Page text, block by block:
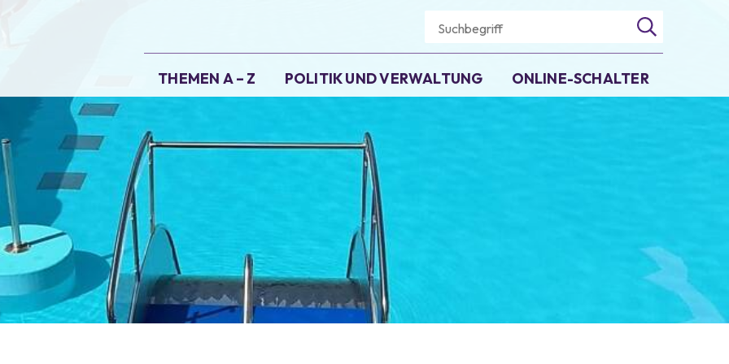
Suchbegriff
Suche starten
THEMEN A – Z POLITIK UND VERWALTUNG ONLINE-SCHALTER